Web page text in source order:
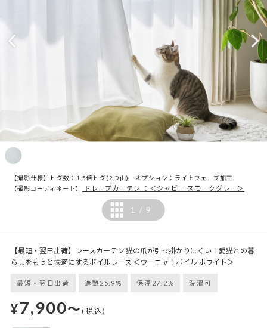
【撮影仕様】ヒダ数：1.5倍ヒダ(2つ山) オプション：ライトウェーブ加工
【撮影コーディネート】
ドレープカーテン ：＜シャビー スモークグレー＞
1 / 9
【最短・翌日出荷】レースカーテン 猫の爪が引っ掛かりにくい！愛猫との暮
らしをもっと快適にするボイルレース ＜ウーニャ！ボイル ホワイト＞
最短・翌日出荷 遮熱25.9% 保温27.2% 洗濯可
¥7,900～(税込)